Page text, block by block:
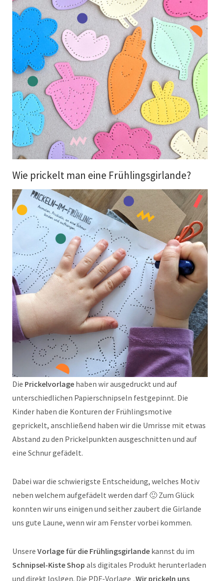
Wie prickelt man eine Frühlingsgirlande?
Die Prickelvorlage haben wir ausgedruckt und auf
unterschiedlichen Papierschnipseln festgepinnt. Die
Kinder haben die Konturen der Frühlingsmotive
geprickelt, anschließend haben wir die Umrisse mit etwas
Abstand zu den Prickelpunkten ausgeschnitten und auf
eine Schnur gefädelt.
Dabei war die schwierigste Entscheidung, welches Motiv
neben welchem aufgefädelt werden darf 🙂 Zum Glück
konnten wir uns einigen und seither zaubert die Girlande
uns gute Laune, wenn wir am Fenster vorbei kommen.
Unsere Vorlage für die Frühlingsgirlande kannst du im
Schnipsel-Kiste Shop als digitales Produkt herunterladen
und direkt loslgen. Die PDF-Vorlage „Wir prickeln uns